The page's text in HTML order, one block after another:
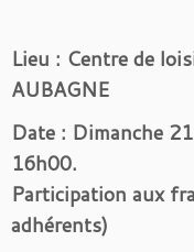
Lieu : Centre de
AUBAGNE
Date : Dimanche
16h00.
Participation aux
adhérents)